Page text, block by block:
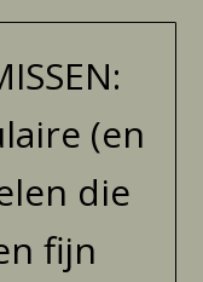
(en
die
fijn